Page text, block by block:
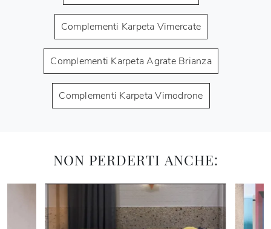
Complementi Karpeta Vimercate
Complementi Karpeta Agrate Brianza
Complementi Karpeta Vimodrone
NON PERDERTI ANCHE: